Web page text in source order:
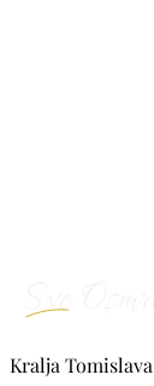
Kralja